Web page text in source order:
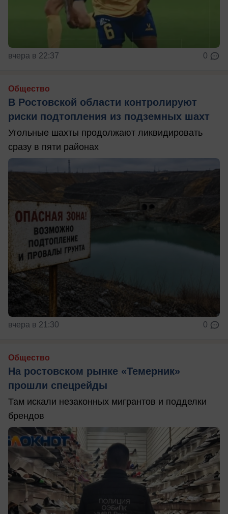
вчера в 22:37 0
Общество
В Ростовской области контролируют
риски подтопления из подземных шахт
Угольные шахты продолжают ликвидировать
сразу в пяти районах
вчера в 21:30 0
Общество
На ростовском рынке «Темерник»
прошли спецрейды
Там искали незаконных мигрантов и подделки
брендов